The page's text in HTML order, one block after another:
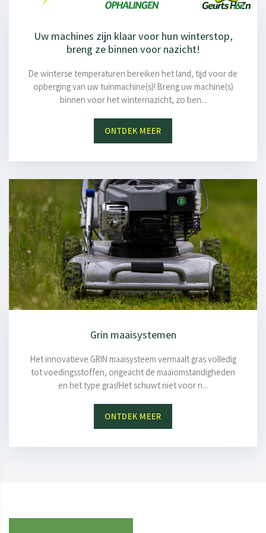
Uw machines zijn klaar voor hun winterstop,
breng ze binnen voor nazicht!
De winterse temperaturen bereiken het land, tijd voor de
opberging van uw tuinmachine(s)! Breng uw machine(s)
binnen voor het winternazicht, zo ben...
ONTDEK MEER
Grin maaisystemen
Het innovatieve GRIN maaisysteem vermaalt gras volledig
tot voedingsstoffen, ongeacht de maaiomstandigheden
en het type gras!Het schuwt niet voor n...
ONTDEK MEER